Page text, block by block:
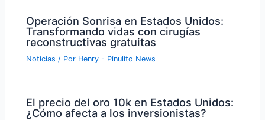
Operación Sonrisa en Estados Unidos:
Transformando vidas con cirugías
reconstructivas gratuitas
Noticias / Por Henry - Pinulito News
El precio del oro 10k en Estados Unidos:
¿Cómo afecta a los inversionistas?